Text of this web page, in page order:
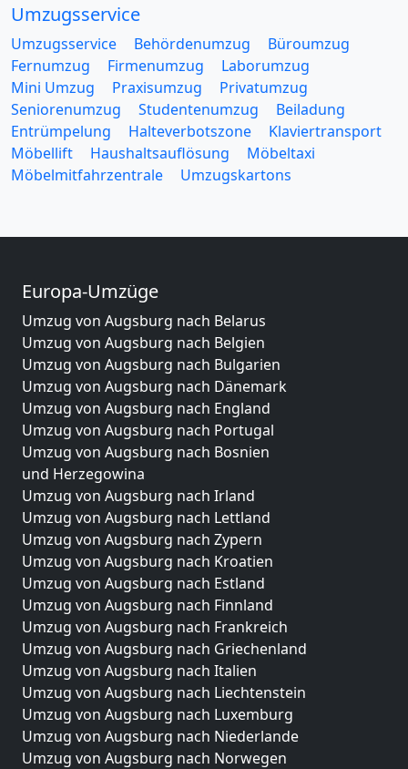
Umzugsservice
Umzugsservice Behördenumzug
Büroumzug
Fernumzug
Firmenumzug
Laborumzug
Mini Umzug
Praxisumzug
Privatumzug
Seniorenumzug
Studentenumzug
Beiladung
Entrümpelung
Halteverbotszone
Klaviertransport
Möbellift
Haushaltsauflösung
Möbeltaxi
Möbelmitfahrzentrale
Umzugskartons
Europa-Umzüge
Umzug von Augsburg nach Belarus
Umzug von Augsburg nach Belgien
Umzug von Augsburg nach Bulgarien
Umzug von Augsburg nach Dänemark
Umzug von Augsburg nach England
Umzug von Augsburg nach Portugal
Umzug von Augsburg nach Bosnien
und Herzegowina
Umzug von Augsburg nach Irland
Umzug von Augsburg nach Lettland
Umzug von Augsburg nach Zypern
Umzug von Augsburg nach Kroatien
Umzug von Augsburg nach Estland
Umzug von Augsburg nach Finnland
Umzug von Augsburg nach Frankreich
Umzug von Augsburg nach Griechenland
Umzug von Augsburg nach Italien
Umzug von Augsburg nach Liechtenstein
Umzug von Augsburg nach Luxemburg
Umzug von Augsburg nach Niederlande
Umzug von Augsburg nach Norwegen